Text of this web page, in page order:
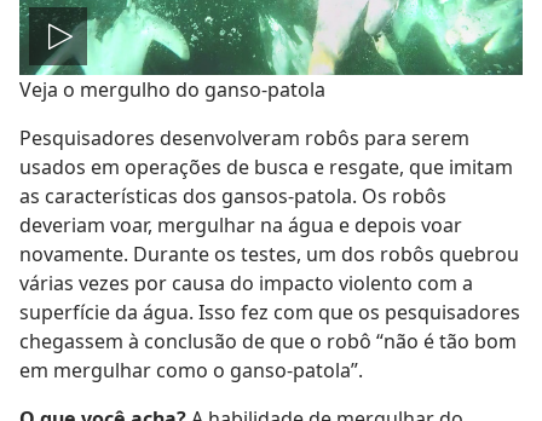
Reproduzir
vídeo
Veja o mergulho do ganso-patola
Pesquisadores desenvolveram robôs para serem
usados em operações de busca e resgate, que imitam
as características dos gansos-patola. Os robôs
deveriam voar, mergulhar na água e depois voar
novamente. Durante os testes, um dos robôs quebrou
várias vezes por causa do impacto violento com a
superfície da água. Isso fez com que os pesquisadores
chegassem à conclusão de que o robô “não é tão bom
em mergulhar como o ganso-patola”.